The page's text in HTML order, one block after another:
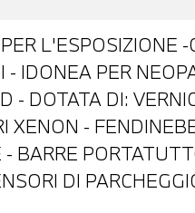
L'ESPOSIZIONE
IDONEA PER
- DOTATA DI:
XENON -
BARRE
DI